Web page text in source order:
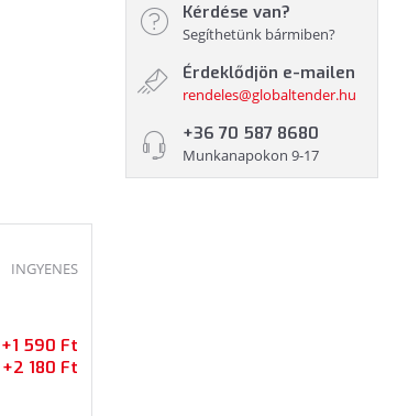
INGYENES
+1 590 Ft
+2 180 Ft
Kérdése van?
Segíthetünk bármiben?
Érdeklődjön e-mailen
rendeles@globaltender.hu
+36 70 587 8680
Munkanapokon 9-17